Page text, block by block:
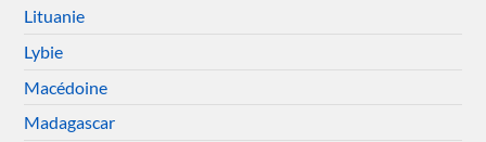
Lituanie
Lybie
Macédoine
Madagascar